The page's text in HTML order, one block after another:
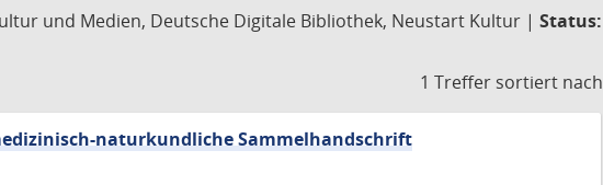
und Medien, Deutsche Digitale Bibliothek, Neustart Kultur | Status:
1 Treffer sortiert nach
naturkundliche Sammelhandschrift